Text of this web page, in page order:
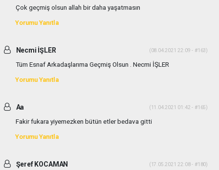
Çok geçmiş olsun allah bir daha yaşatmasın
Yorumu Yanıtla
Necmi İŞLER (08.04.2021 22:09 - #163)
Tüm Esnaf Arkadaşlarıma Geçmiş Olsun . Necmi İŞLER
Yorumu Yanıtla
Aa (11.04.2021 01:42 - #165)
Fakir fukara yiyemezken bütün etler bedava gitti
Yorumu Yanıtla
Şeref KOCAMAN (17.05.2021 22:08 - #180)